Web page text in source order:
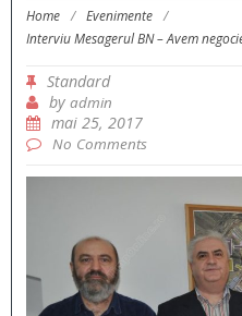
Home / Evenimente /
Interviu Mesagerul BN – Avem
Standard
by admin
mai 25, 2017
No Comments